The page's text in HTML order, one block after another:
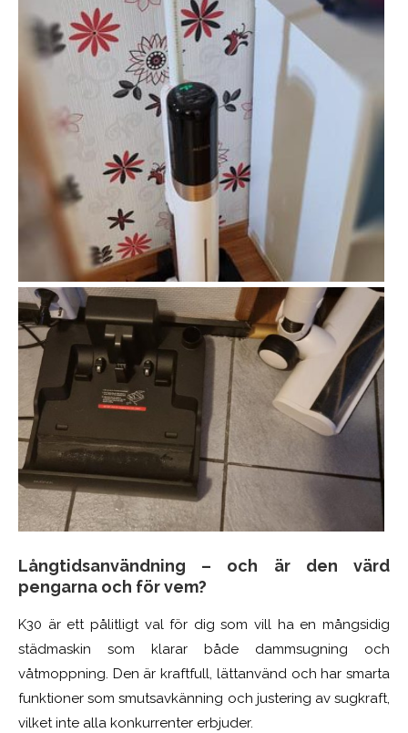
Långtidsanvändning – och är den värd
pengarna och för vem?
K30 är ett pålitligt val för dig som vill ha en mångsidig
städmaskin som klarar både dammsugning och
våtmoppning. Den är kraftfull, lättanvänd och har smarta
funktioner som smutsavkänning och justering av sugkraft,
vilket inte alla konkurrenter erbjuder.